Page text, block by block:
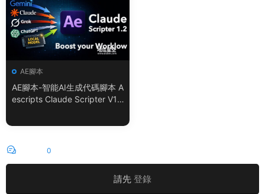
AE腳本
AE腳本-智能AI生成代碼腳本 A
escripts Claude Scripter V1.
0
請先 登錄